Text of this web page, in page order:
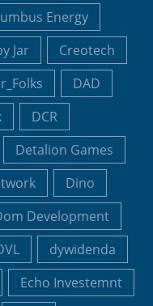
Energy
Jar
Creotech
DAD
DCR
Detalion Games
Dino
Development
dywidenda
Echo Investemnt